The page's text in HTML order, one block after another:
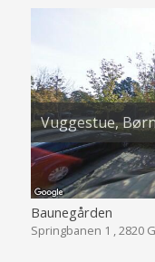
Vuggestue,
Baunegården
Springbanen 1 , 2820